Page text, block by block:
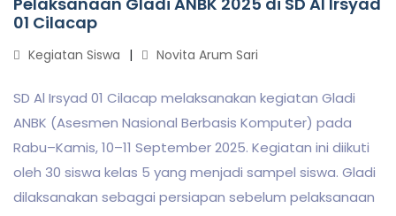
01 Cilacap
Kegiatan Siswa Novita Arum Sari
SD Al Irsyad 01 Cilacap melaksanakan kegiatan Gladi
ANBK (Asesmen Nasional Berbasis Komputer) pada
Rabu–Kamis, 10–11 September 2025. Kegiatan ini diikuti
oleh 30 siswa kelas 5 yang menjadi sampel siswa. Gladi
dilaksanakan sebagai persiapan sebelum pelaksanaan